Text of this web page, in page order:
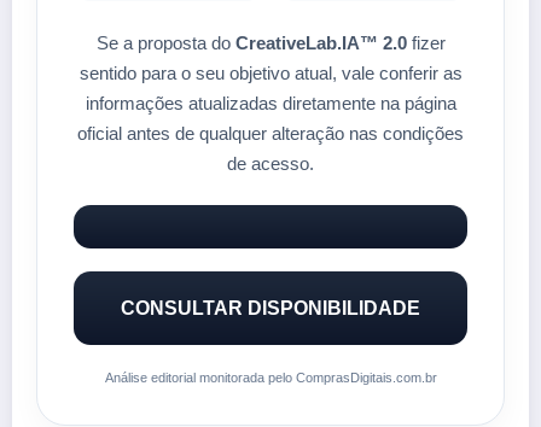
Se a proposta do CreativeLab.IA™ 2.0fizer
sentido para o seu objetivo atual, vale conferir as
informações atualizadas diretamente na página
oficial antes de qualquer alteração nas condições
de acesso.
CONSULTAR DISPONIBILIDADE
Análise editorial monitorada pelo ComprasDigitais.com.br